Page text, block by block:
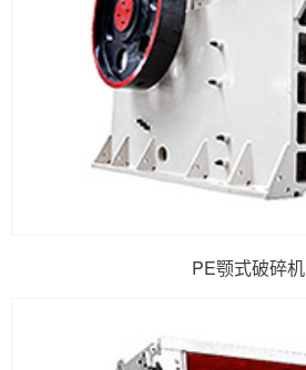
PE颚式破碎机